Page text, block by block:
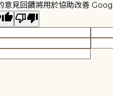
意見回饋將用於協助改善